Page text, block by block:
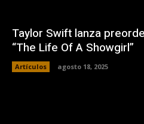
Taylor Swift lanza
“The Life Of A Showgirl”
Artículos agosto 18, 2025